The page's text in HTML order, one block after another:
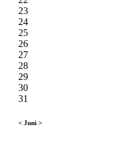
23
24
25
26
27
28
29
30
31
< Juni >